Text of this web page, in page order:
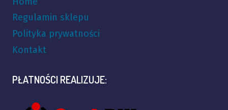
Regulamin sklepu
Polityka prywatności
Kontakt
PŁATNOŚCI REALIZUJE: